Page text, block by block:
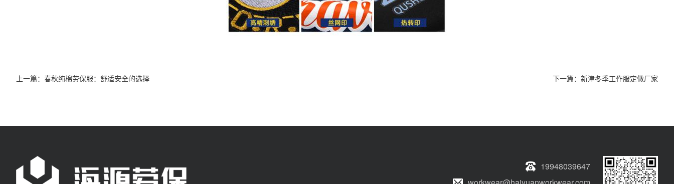
上一篇： 春秋纯棉劳保服：舒适安全的选择 下一篇： 新津冬季工作服定做厂家
19948039647